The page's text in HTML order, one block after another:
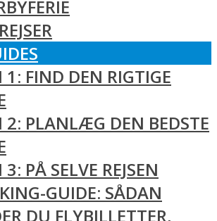
1: FIND DEN RIGTIGE
2: PLANLÆG DEN BEDSTE
PÅ SELVE REJSEN
GUIDE: SÅDAN
DU FLYBILLETTER,